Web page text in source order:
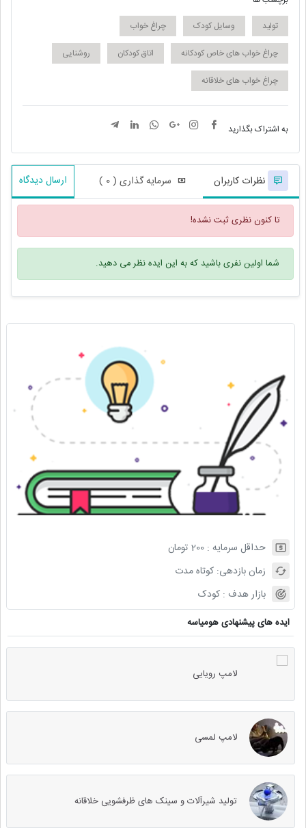
حداقل سرمایه :200 تومان
زمان بازدهی:کوتاه مدت
بازار هدف :کودک
ایده های پیشنهادی هومیاسه
لامپ رویایی
لامپ لمسی
تولید شیرآلات و سینک های ظرفشویی خلاقانه
تولید
وسایل کودک
چراغ خواب
چراغ خواب های خاص کودکانه
اتاق کودکان
روشنایی
چراغ خواب های خلاقانه
به اشتراک بگذارید
نظرات کاربران سرمایه گذاری ( 0 ) ارسال دیدگاه
تا کنون نظری ثبت نشده!
شما اولین نفری باشید که به این ایده نظر می دهید.